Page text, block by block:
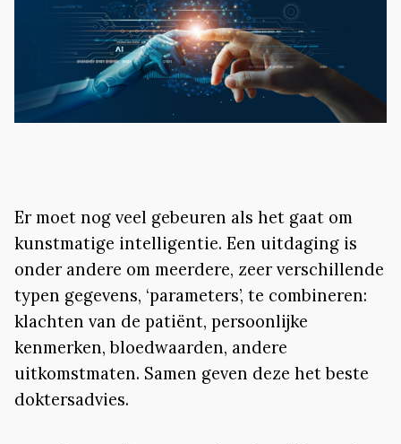
Er moet nog veel gebeuren als het gaat om
kunstmatige intelligentie. Een uitdaging is
onder andere om meerdere, zeer verschillende
typen gegevens, ‘parameters’, te combineren:
klachten van de patiënt, persoonlijke
kenmerken, bloedwaarden, andere
uitkomstmaten. Samen geven deze het beste
doktersadvies.